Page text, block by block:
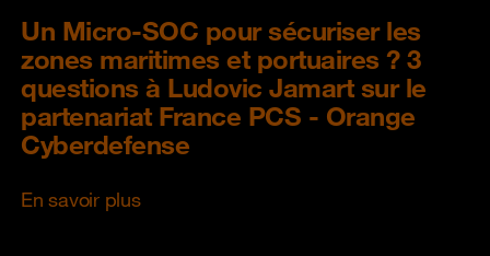
Un Micro-SOC pour sécuriser les
zones maritimes et portuaires ? 3
questions à Ludovic Jamart sur le
partenariat France PCS - Orange
Cyberdefense
En savoir plus